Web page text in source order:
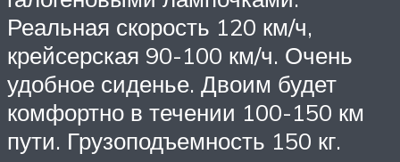
Реальная скорость 120 км/ч,
крейсерская 90-100 км/ч. Очень
удобное сиденье. Двоим будет
комфортно в течении 100-150 км
пути. Грузоподъемность 150 кг.